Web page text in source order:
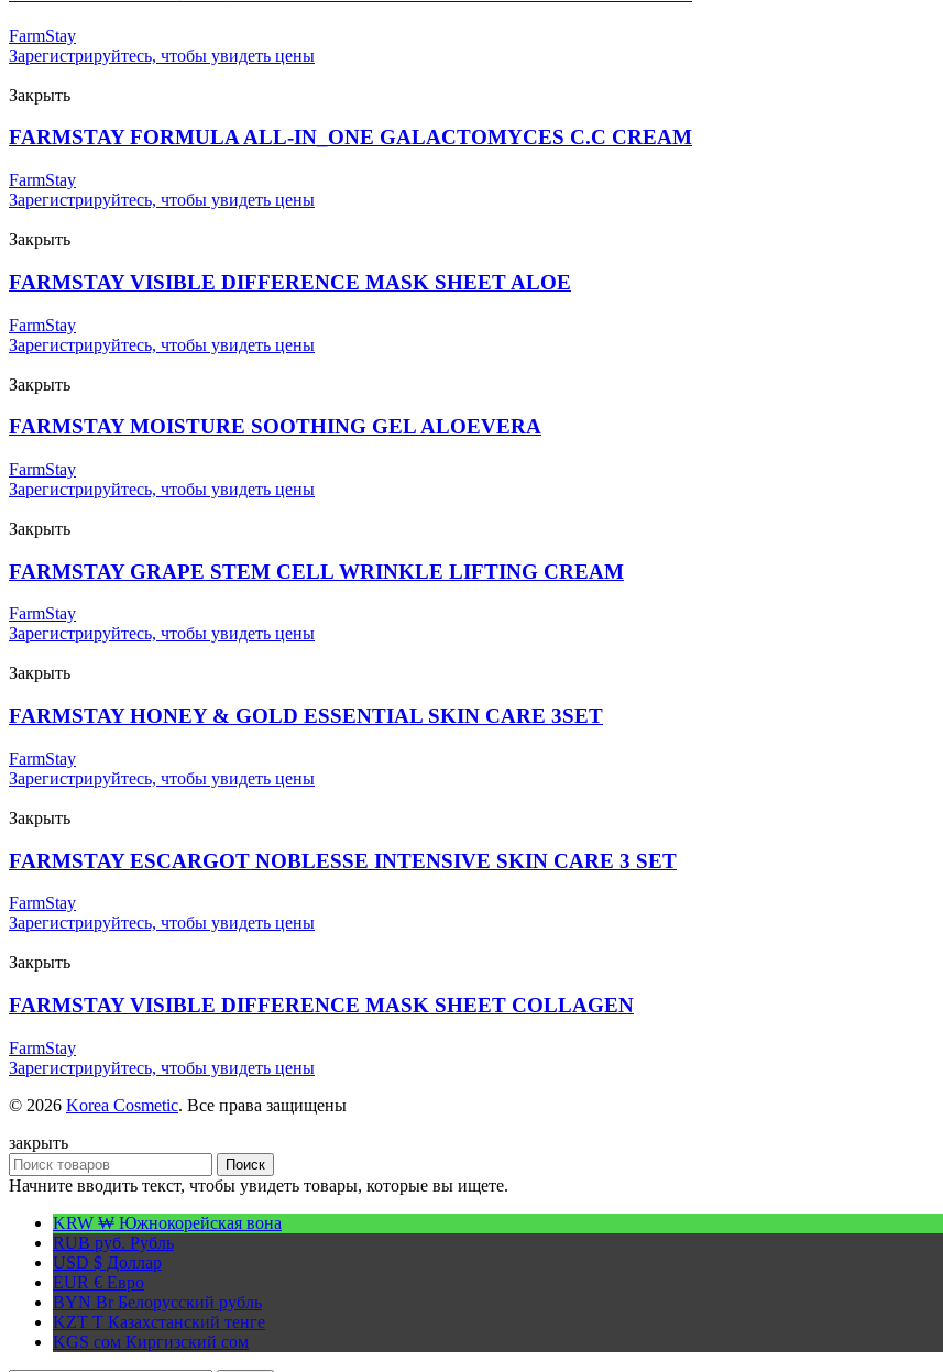
FarmStay
Зарегистрируйтесь, чтобы увидеть цены
Закрыть
FARMSTAY FORMULA ALL-IN_ONE GALACTOMYCES C.C CREAM
FarmStay
Зарегистрируйтесь, чтобы увидеть цены
Закрыть
FARMSTAY VISIBLE DIFFERENCE MASK SHEET ALOE
FarmStay
Зарегистрируйтесь, чтобы увидеть цены
Закрыть
FARMSTAY MOISTURE SOOTHING GEL ALOEVERA
FarmStay
Зарегистрируйтесь, чтобы увидеть цены
Закрыть
FARMSTAY GRAPE STEM CELL WRINKLE LIFTING CREAM
FarmStay
Зарегистрируйтесь, чтобы увидеть цены
Закрыть
FARMSTAY HONEY & GOLD ESSENTIAL SKIN CARE 3SET
FarmStay
Зарегистрируйтесь, чтобы увидеть цены
Закрыть
FARMSTAY ESCARGOT NOBLESSE INTENSIVE SKIN CARE 3 SET
FarmStay
Зарегистрируйтесь, чтобы увидеть цены
Закрыть
FARMSTAY VISIBLE DIFFERENCE MASK SHEET COLLAGEN
FarmStay
Зарегистрируйтесь, чтобы увидеть цены
© 2026 Korea Cosmetic. Все права защищены
закрыть
Поиск
Начните вводить текст, чтобы увидеть товары, которые вы ищете.
KRW ₩ Южнокорейская вона
RUB руб. Рубль
USD $ Доллар
EUR € Евро
BYN BrБелорусский рубль
KZT T Казахстанский тенге
KGS сом Киргизский сом